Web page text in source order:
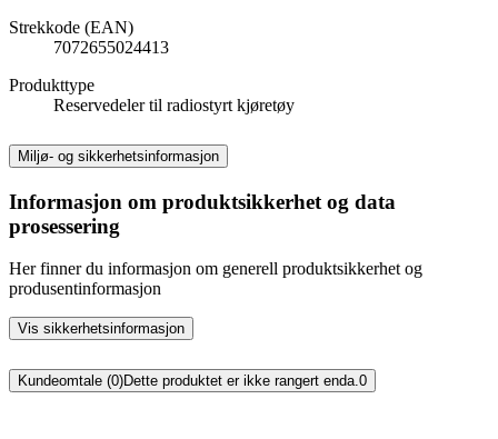
Strekkode (EAN)
7072655024413
Produkttype
Reservedeler til radiostyrt kjøretøy
Miljø- og sikkerhetsinformasjon
Informasjon om produktsikkerhet og data
prosessering
Her finner du informasjon om generell produktsikkerhet og
produsentinformasjon
Vis sikkerhetsinformasjon
Kundeomtale (0)Dette produktet er ikke rangert enda.0